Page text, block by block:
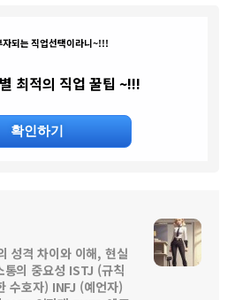
자되는 직업선택이라니~!!!
최적의 직업 꿀팁 ~!!!
확인하기
성격 차이와 이해, 현실
의 중요성 ISTJ (규칙
수호자) INFJ (예언자)